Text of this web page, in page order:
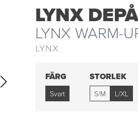
LYNX
LYNX WARM-
LYNX
FÄRG
Svart
STORLEK
S/M L/XL